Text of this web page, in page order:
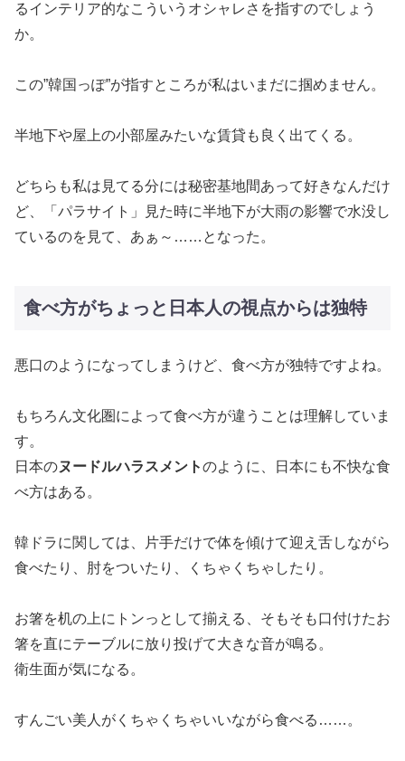
るインテリア的なこういうオシャレさを指すのでしょう
か。
この”韓国っぽ”が指すところが私はいまだに掴めません。
半地下や屋上の小部屋みたいな賃貸も良く出てくる。
どちらも私は見てる分には秘密基地間あって好きなんだけ
ど、「パラサイト」見た時に半地下が大雨の影響で水没し
ているのを見て、あぁ～……となった。
食べ方がちょっと日本人の視点からは独特
悪口のようになってしまうけど、食べ方が独特ですよね。
もちろん文化圏によって食べ方が違うことは理解していま
す。
日本のヌードルハラスメントのように、日本にも不快な食
べ方はある。
韓ドラに関しては、片手だけで体を傾けて迎え舌しながら
食べたり、肘をついたり、くちゃくちゃしたり。
お箸を机の上にトンっとして揃える、そもそも口付けたお
箸を直にテーブルに放り投げて大きな音が鳴る。
衛生面が気になる。
すんごい美人がくちゃくちゃいいながら食べる……。